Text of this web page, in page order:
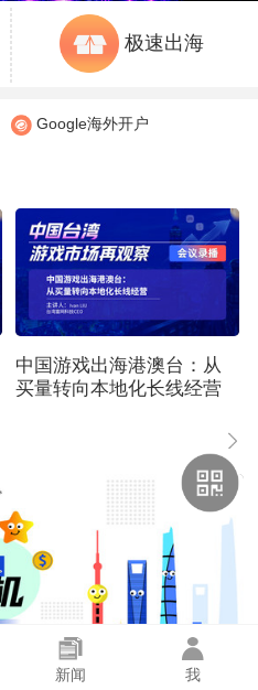
极速出海
Google海外开户
中国游戏出海港澳台：从
买量转向本地化长线经营
新闻 我